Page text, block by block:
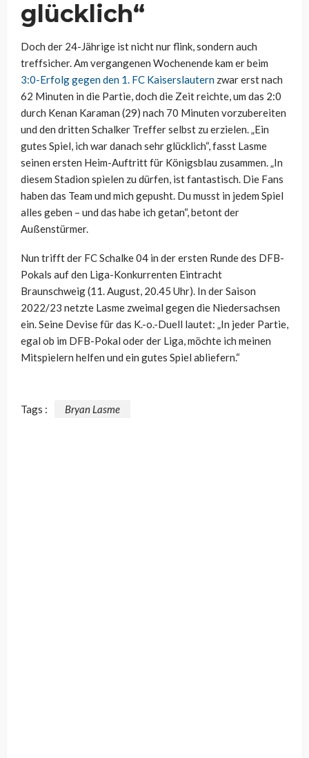
glücklich“
Doch der 24-Jährige ist nicht nur flink, sondern auch
treffsicher. Am vergangenen Wochenende kam er beim
3:0-Erfolg gegen den 1. FC Kaiserslautern zwar erst nach
62 Minuten in die Partie, doch die Zeit reichte, um das 2:0
durch Kenan Karaman (29) nach 70 Minuten vorzubereiten
und den dritten Schalker Treffer selbst zu erzielen. „Ein
gutes Spiel, ich war danach sehr glücklich“, fasst Lasme
seinen ersten Heim-Auftritt für Königsblau zusammen. „In
diesem Stadion spielen zu dürfen, ist fantastisch. Die Fans
haben das Team und mich gepusht. Du musst in jedem Spiel
alles geben – und das habe ich getan“, betont der
Außenstürmer.
Nun trifft der FC Schalke 04 in der ersten Runde des DFB-
Pokals auf den Liga-Konkurrenten Eintracht
Braunschweig (11. August, 20.45 Uhr). In der Saison
2022/23 netzte Lasme zweimal gegen die Niedersachsen
ein. Seine Devise für das K.-o.-Duell lautet: „In jeder Partie,
egal ob im DFB-Pokal oder der Liga, möchte ich meinen
Mitspielern helfen und ein gutes Spiel abliefern.“
Tags : Bryan Lasme